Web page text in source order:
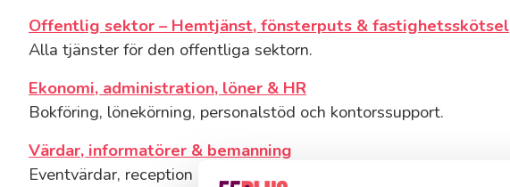
Offentlig sektor – Hemtjänst, fönsterputs & fastighetsskötsel
Alla tjänster för den offentliga sektorn.
Ekonomi, administration, löner & HR
Bokföring, lönekörning, personalstöd och kontorssupport.
Värdar, informatörer & bemanning
Eventvärdar, reception och kundmottagning.